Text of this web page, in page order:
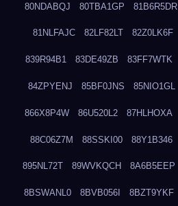
80NDABQJ 80TBA1GP 81B6R5DR
81NLFAJC 82LF82LT 82Z0LK6F
839R94B1 83DE49ZB 83FF7WTK
84ZPYENJ 85BF0JNS 85NIO1GL
866X8P4W 86U520L2 87HLHOXA
88C06Z7M 88SSKI00 88Y1B346
895NL72T 89WVKQCH 8A6B5EEP
8BSWANL0 8BVB056I 8BZT9YKF